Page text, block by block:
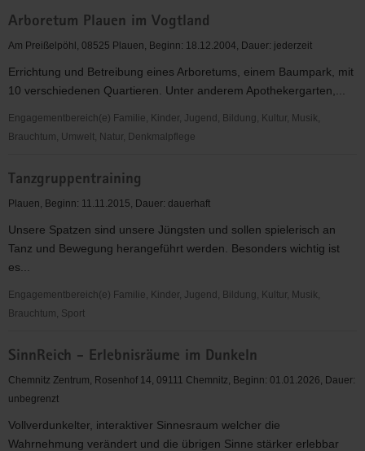
/
Teestuben-
Gruppenarbeit
in
Plauen
Arboretum Plauen im Vogtland
Am Preißelpöhl, 08525 Plauen, Beginn: 18.12.2004, Dauer: jederzeit
Errichtung und Betreibung eines Arboretums, einem Baumpark, mit
10 verschiedenen Quartieren. Unter anderem Apothekergarten,...
Engagementbereich(e) Familie, Kinder, Jugend, Bildung, Kultur, Musik,
Brauchtum, Umwelt, Natur, Denkmalpflege
Plauen
im
Tanzgruppentraining
Plauen, Beginn: 11.11.2015, Dauer: dauerhaft
Unsere Spatzen sind unsere Jüngsten und sollen spielerisch an
Tanz und Bewegung herangeführt werden. Besonders wichtig ist
es...
Engagementbereich(e) Familie, Kinder, Jugend, Bildung, Kultur, Musik,
Brauchtum, Sport
SinnReich - Erlebnisräume im Dunkeln
Chemnitz Zentrum, Rosenhof 14, 09111 Chemnitz, Beginn: 01.01.2026, Dauer:
unbegrenzt
Vollverdunkelter, interaktiver Sinnesraum welcher die
Wahrnehmung verändert und die übrigen Sinne stärker erlebbar